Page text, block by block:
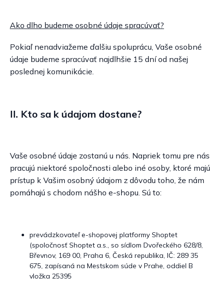
Ako dlho budeme osobné údaje spracúvať?
Pokiaľ nenadviažeme ďalšiu spoluprácu, Vaše osobné
údaje budeme spracúvať najdlhšie 15 dní od našej
poslednej komunikácie.
II. Kto sa k údajom dostane?
Vaše osobné údaje zostanú u nás. Napriek tomu pre nás
pracujú niektoré spoločnosti alebo iné osoby, ktoré majú
prístup k Vašim osobný údajom z dôvodu toho, že nám
pomáhajú s chodom nášho e-shopu. Sú to:
prevádzkovateľ e-shopovej platformy Shoptet
(spoločnosť Shoptet a.s., so sídlom Dvořeckého 628/8,
Břevnov, 169 00, Praha 6, Česká republika, IČ: 289 35
675, zapísaná na Mestskom súde v Prahe, oddiel B
vložka 25395